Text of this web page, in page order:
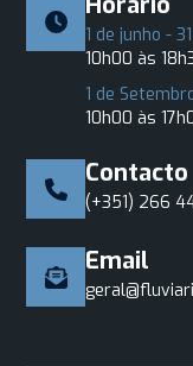
1 de junho -
10h00 às
1 de
10h00 às
Contacto
(+351) 266
Email